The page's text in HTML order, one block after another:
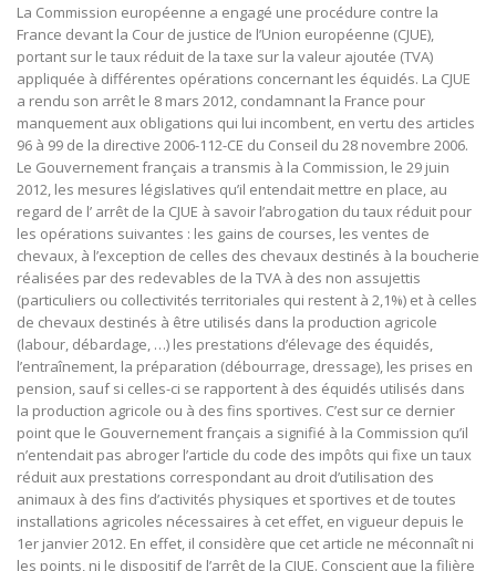
La Commission européenne a engagé une procédure contre la
France devant la Cour de justice de l’Union européenne (CJUE),
portant sur le taux réduit de la taxe sur la valeur ajoutée (TVA)
appliquée à différentes opérations concernant les équidés. La CJUE
a rendu son arrêt le 8 mars 2012, condamnant la France pour
manquement aux obligations qui lui incombent, en vertu des articles
96 à 99 de la directive 2006-112-CE du Conseil du 28 novembre 2006.
Le Gouvernement français a transmis à la Commission, le 29 juin
2012, les mesures législatives qu’il entendait mettre en place, au
regard de l’ arrêt de la CJUE à savoir l’abrogation du taux réduit pour
les opérations suivantes : les gains de courses, les ventes de
chevaux, à l’exception de celles des chevaux destinés à la boucherie
réalisées par des redevables de la TVA à des non assujettis
(particuliers ou collectivités territoriales qui restent à 2,1%) et à celles
de chevaux destinés à être utilisés dans la production agricole
(labour, débardage, …) les prestations d’élevage des équidés,
l’entraînement, la préparation (débourrage, dressage), les prises en
pension, sauf si celles-ci se rapportent à des équidés utilisés dans
la production agricole ou à des fins sportives. C’est sur ce dernier
point que le Gouvernement français a signifié à la Commission qu’il
n’entendait pas abroger l’article du code des impôts qui fixe un taux
réduit aux prestations correspondant au droit d’utilisation des
animaux à des fins d’activités physiques et sportives et de toutes
installations agricoles nécessaires à cet effet, en vigueur depuis le
1er janvier 2012. En effet, il considère que cet article ne méconnaît ni
les points, ni le dispositif de l’arrêt de la CJUE. Conscient que la filière